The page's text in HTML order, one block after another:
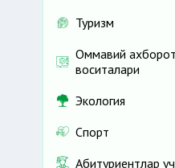
Туризм
Оммавий ахборот
воситалари
Экология
Спорт
Абитуриентлар